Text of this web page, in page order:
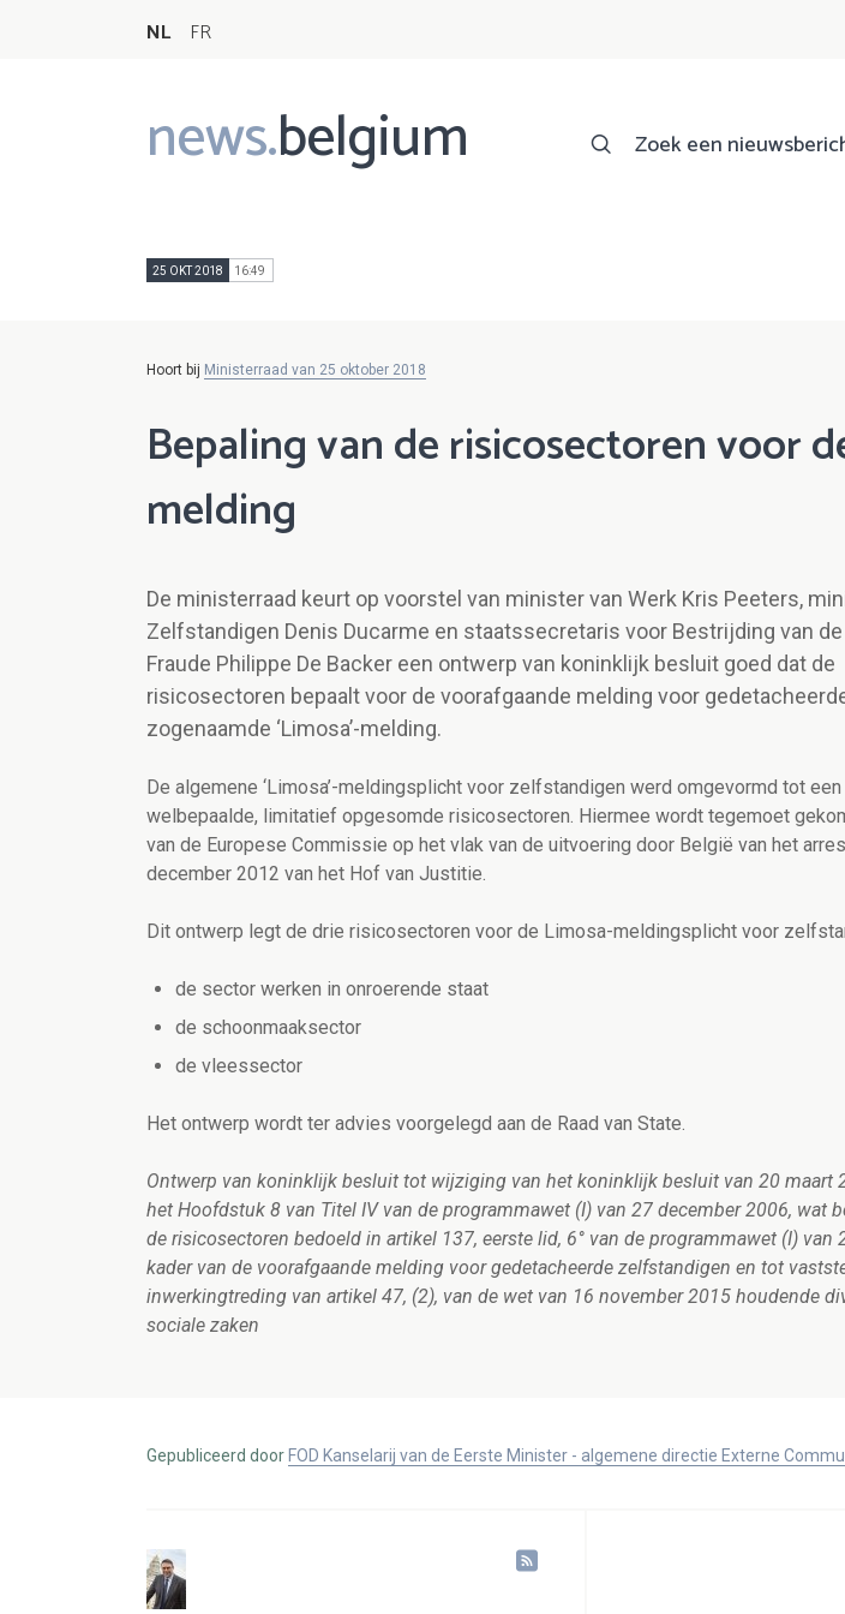
NL FR
news.belgium
Main
navigation
Zoek een
25 OKT 2018 16:49
Hoort bij Ministerraad van 25 oktober 2018
Bepaling van de risicosectoren voor
melding
De ministerraad keurt op voorstel van minister van Werk Kris Peeters,
Zelfstandigen Denis Ducarme en staatssecretaris voor Bestrijding van
Fraude Philippe De Backer een ontwerp van koninklijk besluit goed dat de
risicosectoren bepaalt voor de voorafgaande melding voor
zogenaamde ‘Limosa’-melding.
De algemene ‘Limosa’-meldingsplicht voor zelfstandigen werd omgevormd tot
welbepaalde, limitatief opgesomde risicosectoren. Hiermee wordt tegemoet
van de Europese Commissie op het vlak van de uitvoering door België van het
december 2012 van het Hof van Justitie.
Dit ontwerp legt de drie risicosectoren voor de Limosa-meldingsplicht voor
de sector werken in onroerende staat
de schoonmaaksector
de vleessector
Het ontwerp wordt ter advies voorgelegd aan de Raad van State.
Ontwerp van koninklijk besluit tot wijziging van het koninklijk besluit van 20 maart
het Hoofdstuk 8 van Titel IV van de programmawet (I) van 27 december 2006, wat
de risicosectoren bedoeld in artikel 137, eerste lid, 6° van de programmawet (I) van
kader van de voorafgaande melding voor gedetacheerde zelfstandigen en tot
inwerkingtreding van artikel 47, (2), van de wet van 16 november 2015 houdende
sociale zaken
Gepubliceerd door FOD Kanselarij van de Eerste Minister - algemene directie Externe